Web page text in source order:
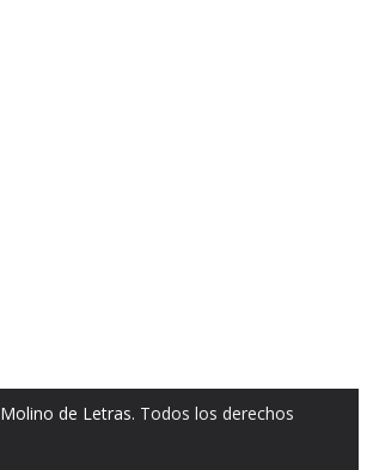
Molino de Letras. Todos los derechos